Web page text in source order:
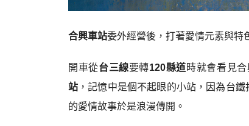
合興車站委外經營後，打著愛情元素與特
開車從台三線要轉120縣道時就會看見
站 ，記憶中是個不起眼的小站，因為台
的愛情故事於是浪漫傳開。